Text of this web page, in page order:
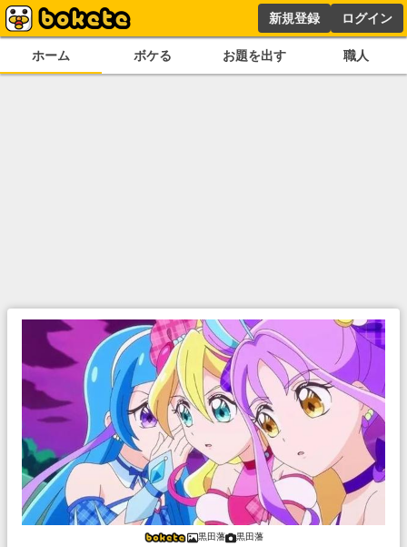
新規登録 ログイン
ホーム ボケる お題を出す 職人
黒田藩 黒田藩